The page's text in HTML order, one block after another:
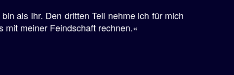
als ihr. Den dritten Teil nehme ich für mich
mit meiner Feindschaft rechnen.«